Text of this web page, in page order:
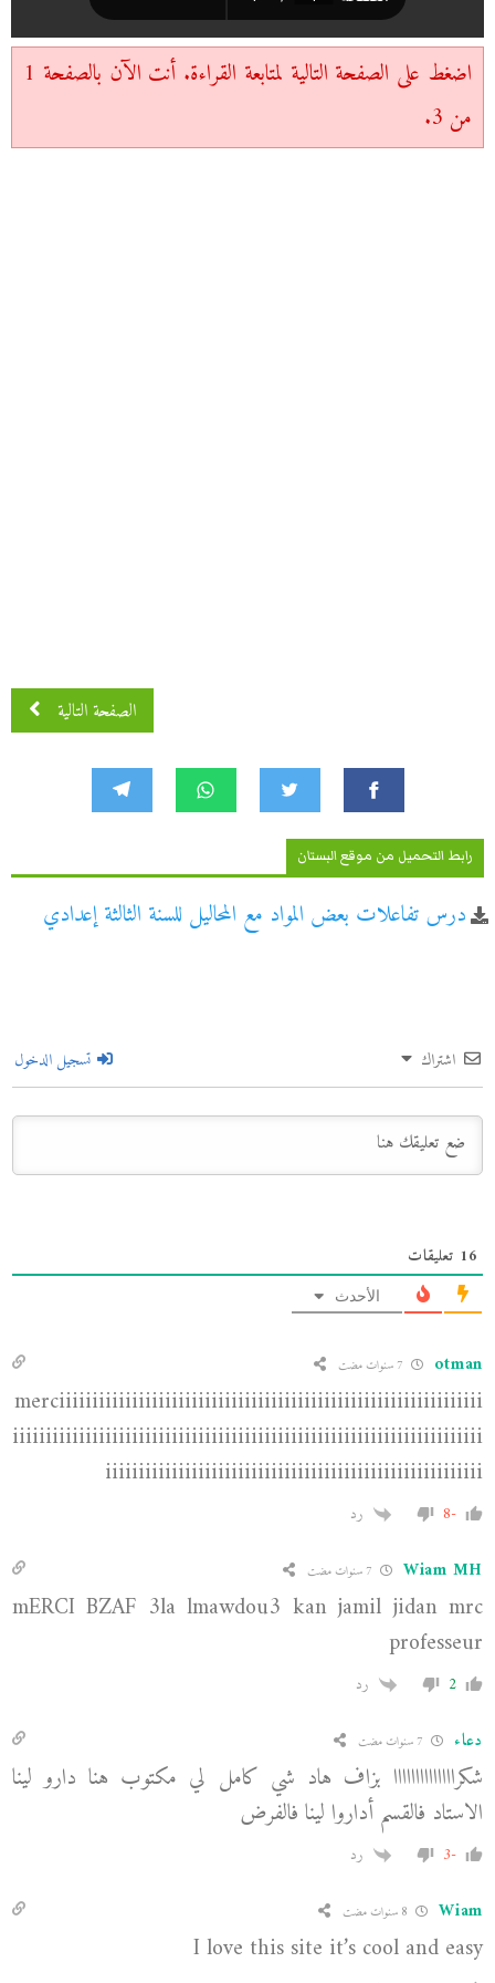
اضغط على الصفحة التالية لمتابعة القراءة. أنت الآن بالصفحة 1
من 3.
الصفحة التالية
رابط التحميل من موقع البستان
درس تفاعلات بعض المواد مع المحاليل للسنة الثالثة إعدادي
اشتراك تسجيل الدخول
16 تعليقات
الأحدث
otman
merciiiiiiiiiiiiiiiiiiiiiiiiiiiiiiiiiiiiiiiiiiiiiiiiiiiiiiiiiiiiiiii
iiiiiiiiiiiiiiiiiiiiiiiiiiiiiiiiiiiiiiiiiiiiiiiiiiiiiiiiiiiiiiiiiiiiiii
iiiiiiiiiiiiiiiiiiiiiiiiiiiiiiiiiiiiiiiiiiiiiiiiiiiiiiiii
-8 رد
Wiam MH
mERCI BZAF 3la lmawdou3 kan jamil jidan mrc
professeur
2 رد
دعاء
شكراااااااااااااا بزاف هاد شي كامل لي مكتوب هنا دارو لينا
الاستاد فالقسم أداروا لينا فالفرض
-3 رد
Wiam
I love this site it’s cool and easy